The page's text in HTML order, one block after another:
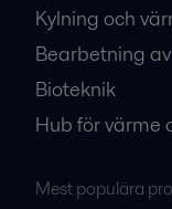
Kylning och
Bearbetning
Bioteknik
Hub för värme
Mest populära